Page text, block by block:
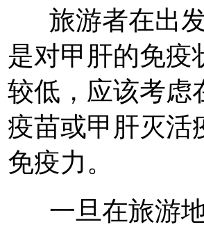
旅游者在出发
是对甲肝的免疫
较低，应该考虑
疫苗或甲肝灭活
免疫力。
一旦在旅游地